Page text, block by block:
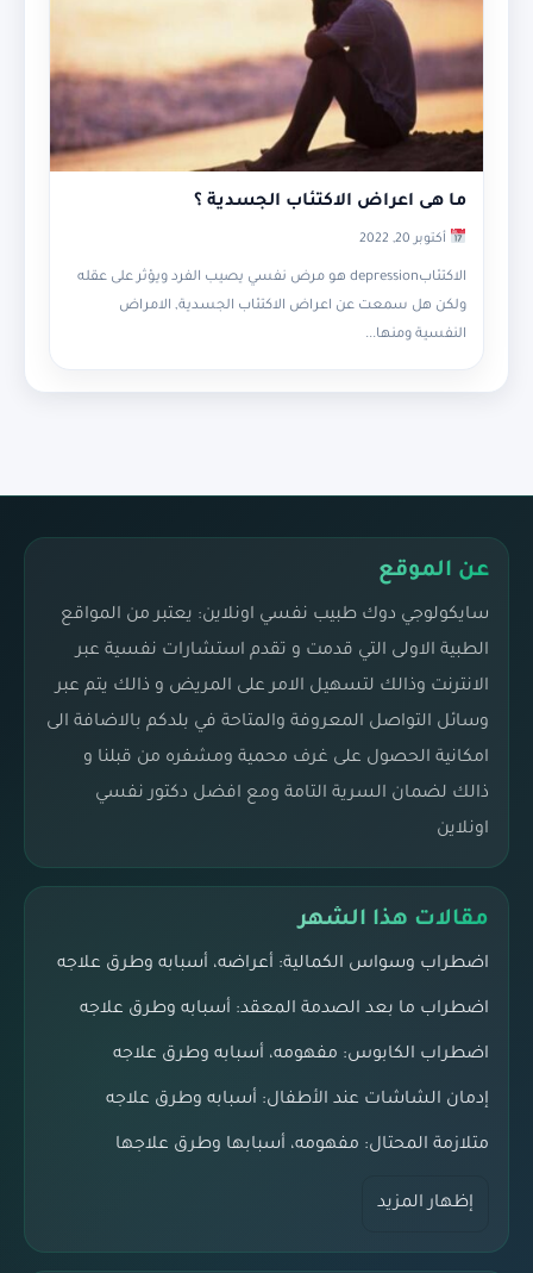
ما هى اعراض الاكتئاب الجسدية ؟
أكتوبر 20, 2022
الاكتئابdepression هو مرض نفسي يصيب الفرد ويؤثر على عقله
ولكن هل سمعت عن اعراض الاكتئاب الجسدية, الامراض
النفسية ومنها...
عن الموقع
سايكولوجي دوك طبيب نفسي اونلاين: يعتبر من المواقع
الطبية الاولى التي قدمت و تقدم استشارات نفسية عبر
الانترنت وذالك لتسهيل الامر على المريض و ذالك يتم عبر
وسائل التواصل المعروفة والمتاحة في بلدكم بالاضافة الى
امكانية الحصول على غرف محمية ومشفره من قبلنا و
ذالك لضمان السرية التامة ومع افضل دكتور نفسي
اونلاين
مقالات هذا الشهر
اضطراب وسواس الكمالية: أعراضه، أسبابه وطرق علاجه
اضطراب ما بعد الصدمة المعقد: أسبابه وطرق علاجه
اضطراب الكابوس: مفهومه، أسبابه وطرق علاجه
إدمان الشاشات عند الأطفال: أسبابه وطرق علاجه
متلازمة المحتال: مفهومه، أسبابها وطرق علاجها
إظهار المزيد